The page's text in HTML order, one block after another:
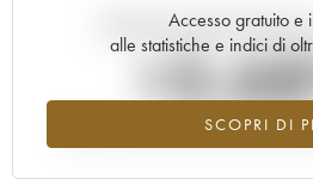
Accesso gratuito e
alle statistiche e indici di
SCOPRI DI
Andamento della
Valore in aumento per l'annata 2014